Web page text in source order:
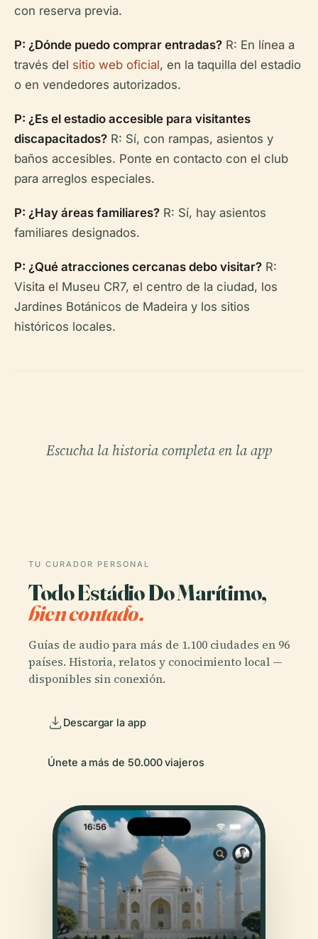
con reserva previa.
P: ¿Dónde puedo comprar entradas? R: En línea a
través del sitio web oficial, en la taquilla del estadio
o en vendedores autorizados.
P: ¿Es el estadio accesible para visitantes
discapacitados? R: Sí, con rampas, asientos y
baños accesibles. Ponte en contacto con el club
para arreglos especiales.
P: ¿Hay áreas familiares? R: Sí, hay asientos
familiares designados.
P: ¿Qué atracciones cercanas debo visitar? R:
Visita el Museu CR7, el centro de la ciudad, los
Jardines Botánicos de Madeira y los sitios
históricos locales.
Escucha la historia completa en la app
TU CURADOR PERSONAL
Todo Estádio Do Marítimo,
bien contado.
Guías de audio para más de 1.100 ciudades en 96
países. Historia, relatos y conocimiento local —
disponibles sin conexión.
Descargar la app
Únete a más de 50.000 viajeros